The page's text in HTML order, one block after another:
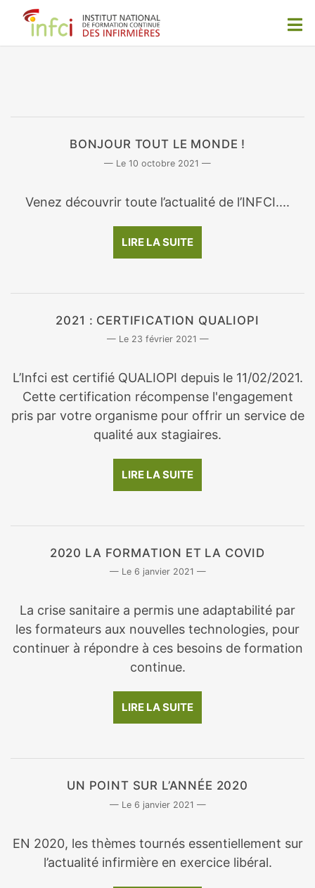
BONJOUR TOUT LE MONDE !
10 octobre 2021
Venez découvrir toute l’actualité de l’INFCI....
LIRE LA SUITE
2021 : CERTIFICATION QUALIOPI
23 février 2021
L’Infci est certifié QUALIOPI depuis le 11/02/2021.
Cette certification récompense l'engagement
pris par votre organisme pour offrir un service de
qualité aux stagiaires.
LIRE LA SUITE
2020 LA FORMATION ET LA COVID
6 janvier 2021
La crise sanitaire a permis une adaptabilité par
les formateurs aux nouvelles technologies, pour
continuer à répondre à ces besoins de formation
continue.
LIRE LA SUITE
UN POINT SUR L’ANNÉE 2020
6 janvier 2021
EN 2020, les thèmes tournés essentiellement sur
l’actualité infirmière en exercice libéral.